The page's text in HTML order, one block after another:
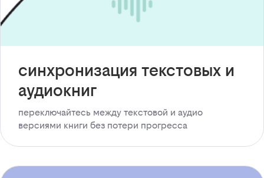
синхронизация текстовых и
аудиокниг
переключайтесь между текстовой и аудио
версиями книги без потери прогресса